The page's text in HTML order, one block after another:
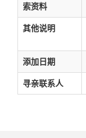
索资料
其他说明
添加日期
寻亲联系人